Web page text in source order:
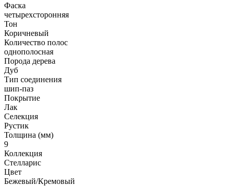
Фаска
четырехсторонняя
Тон
Коричневый
Количество полос
однополосная
Порода дерева
Дуб
Тип соединения
шип-паз
Покрытие
Лак
Селекция
Рустик
Толщина (мм)
9
Коллекция
Стелларис
Цвет
Бежевый/Кремовый